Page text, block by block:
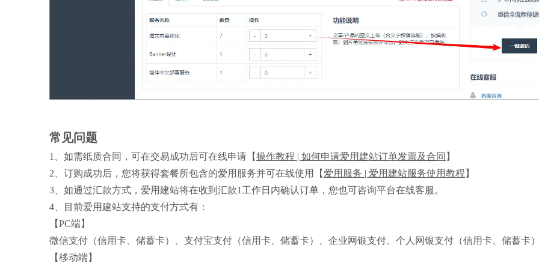
常见问题
1、如需纸质合同，可在交易成功后可在线申请【操作教程 | 如何申请爱用建站订单发票及合同 】
2、订购成功后，您将获得套餐所包含的爱用服务并可在线使用【爱用服务 | 爱用建站服务使用教程 】
3、如通过汇款方式，爱用建站将在收到汇款1工作日内确认订单，您也可咨询平台在线客服。
4、目前爱用建站支持的支付方式有：
【PC端】
微信支付（信用卡、储蓄卡）、支付宝支付（信用卡、储蓄卡）、企业网银支付、个人网银支付（信用卡、储蓄卡
【移动端】